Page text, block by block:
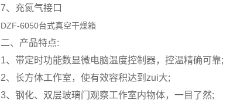
7、充氮气接口
DZF-6050台式真空干燥箱
二、产品特点:
1、带定时功能数显微电脑温度控制器，控温精确可靠;
2、长方体工作室，使有效容积达到zui大;
3、钢化、双层玻璃门观察工作室内物体，一目了然;